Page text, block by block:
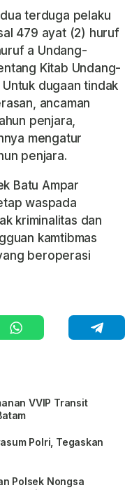
terduga pelaku
479 ayat (2) huruf
a Undang-
Kitab Undang-
Untuk dugaan tindak
ancaman
penjara,
mengatur
penjara.
Batu Ampar
waspada
kriminalitas dan
kamtibmas
beroperasi
VVIP Transit
Polri, Tegaskan
Polsek Nongsa